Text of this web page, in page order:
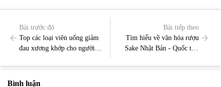
Bài trước đó
Top các loại viên uống giảm
đau xương khớp cho người
Bài tiếp theo
Tìm hiểu về văn hóa rượu
Sake Nhật Bản - Quốc tửu
Bình luận